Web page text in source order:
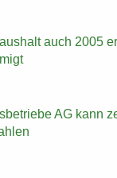
auch 2005
AG kann